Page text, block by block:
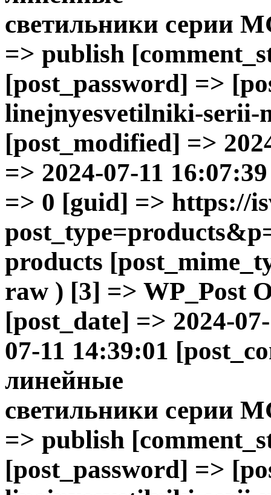
светильники серии
=> publish
[post_password] =>
linejnyesvetilniki-serii-
[post_modified] =>
=> 2024-07-11
=> 0 [guid] => https://
products
raw ) [3] => WP_Post
[post_date] => 2024-
07-11 14:39:01
линейные
светильники серии
=> publish
[post_password] =>